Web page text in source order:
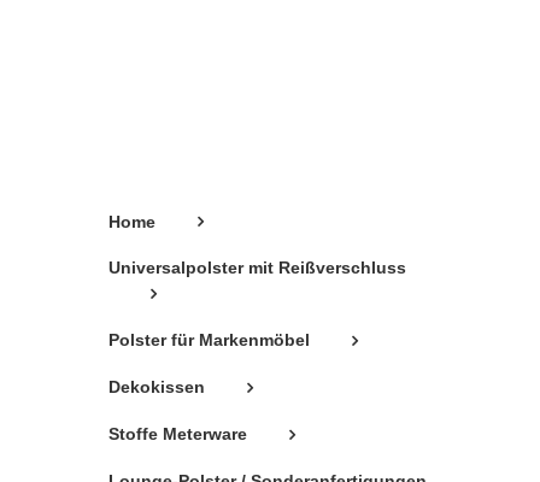
werdenHome
Universalpolster mit Reißverschluss
Polster für Markenmöbel
Dekokissen
Stoffe Meterware